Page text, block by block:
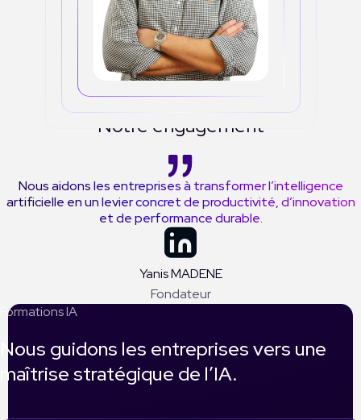
Notre engagement
Nous aidons les entreprises à transformer l’intelligence
artificielle en un levier concret de productivité, d’innovation
et de performance durable.
Yanis MADENE
Fondateur
Formations IA
Nous guidons les entreprises vers une
maîtrise stratégique de l’IA.